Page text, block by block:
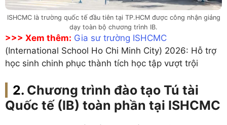
ISHCMC là trường quốc tế đầu tiên tại TP.HCM được công nhận giảng
dạy toàn bộ chương trình IB.
>>> Xem thêm: Gia sư trường ISHCMC
(International School Ho Chi Minh City) 2026: Hỗ trợ
học sinh chinh phục thành tích học tập vượt trội
Chương trình đào tạo Tú tài
Quốc tế (IB) toàn phần tại ISHCMC